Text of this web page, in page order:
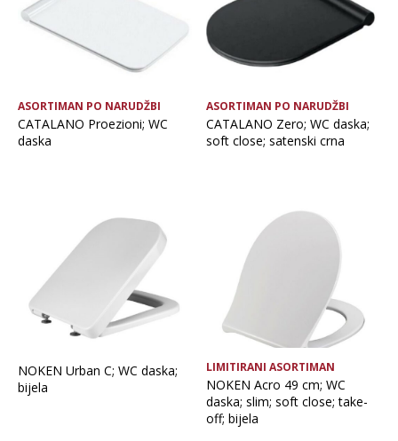
ASORTIMAN PO NARUDŽBI
CATALANO Proezioni; WC
daska
ASORTIMAN PO NARUDŽBI
CATALANO Zero; WC daska;
soft close; satenski crna
NOKEN Urban C; WC daska;
bijela
LIMITIRANI ASORTIMAN
NOKEN Acro 49 cm; WC
daska; slim; soft close; take-
off; bijela